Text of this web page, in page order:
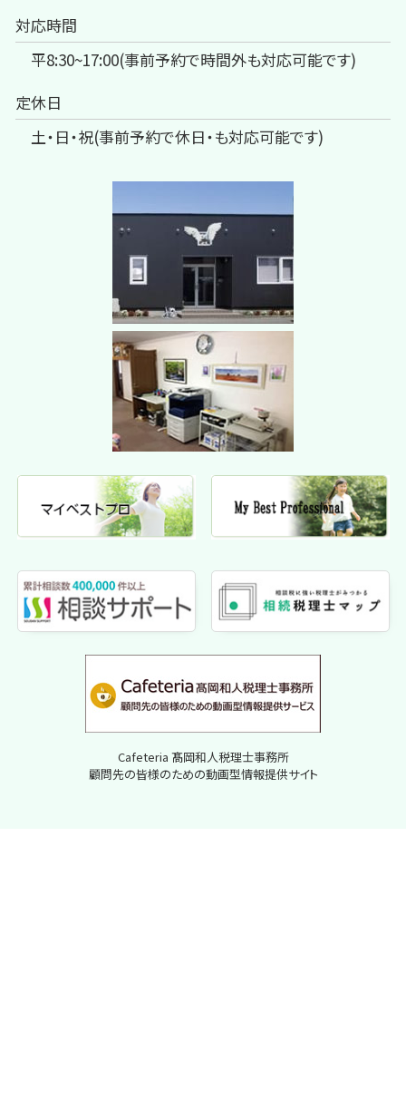
対応時間
平8:30~17:00(事前予約で時間外も対応可能です)
定休日
土・日・祝(事前予約で休日・も対応可能です)
Cafeteria 髙岡和人税理士事務所
顧問先の皆様のための動画型情報提供サイト